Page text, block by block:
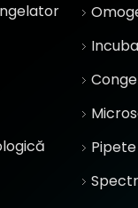
Pipete